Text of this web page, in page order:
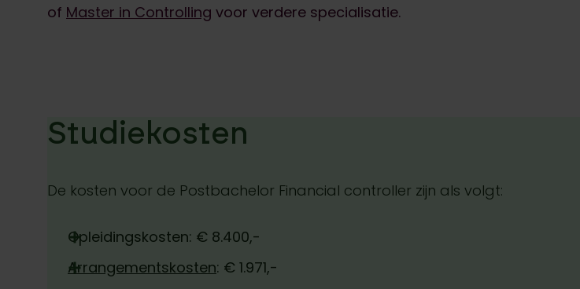
of Master in Controlling voor verdere specialisatie.
Studiekosten
De kosten voor de Postbachelor Financial controller zijn als volgt:
Opleidingskosten: € 8.400,-
Arrangementskosten: € 1.971,-